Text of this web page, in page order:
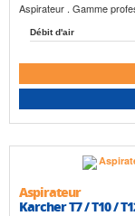
Aspirateur . Gamme
Débit d'air
Aspirateur
Karcher T7 / T10 /